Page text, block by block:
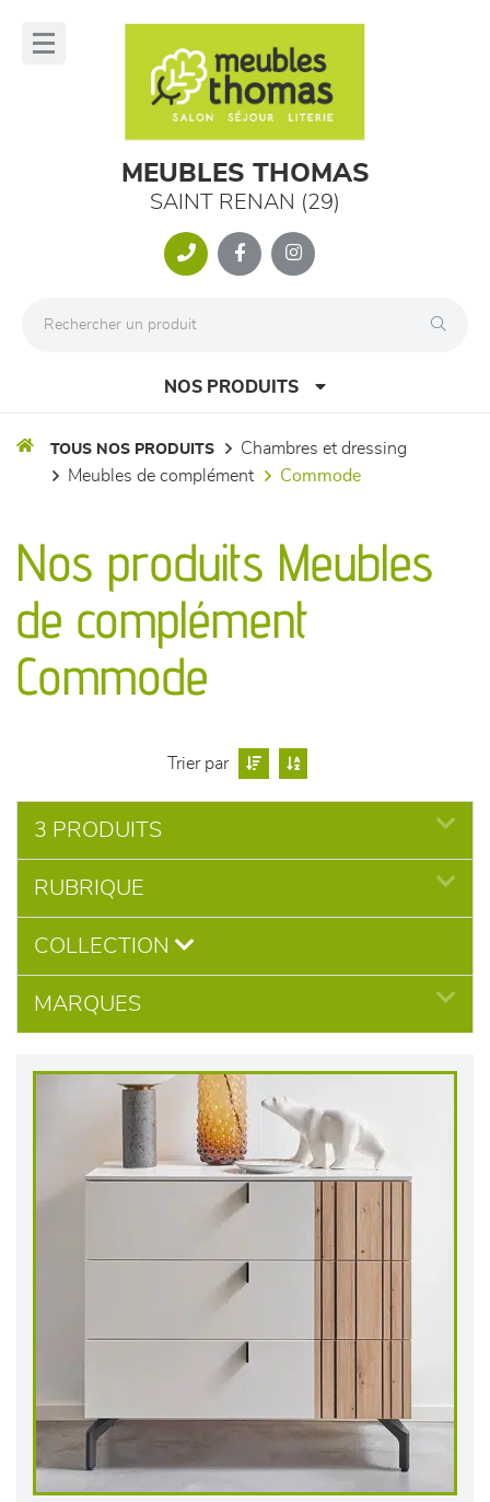
MEUBLES THOMAS
SAINT RENAN (29)
NOS PRODUITS
séjours
meubles de complément
chambres et dressing
décoration
TOUS NOS PRODUITS
chambres et dressing
meubles de complément
commode
Nos produits Meubles
de complément
Commode
Trier par
3 PRODUITS
RUBRIQUE
COLLECTION
MARQUES